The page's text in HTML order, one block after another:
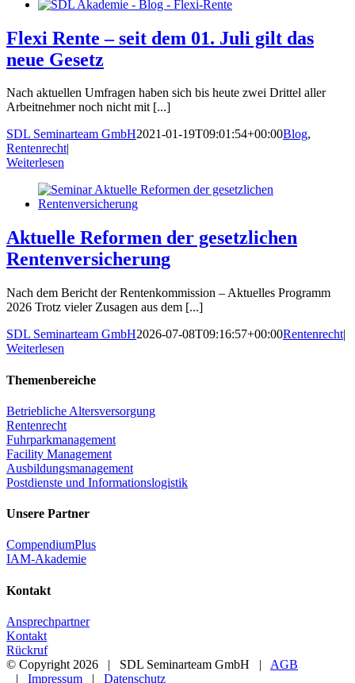
Flexi Rente – seit dem 01. Juli gilt das
neue Gesetz
Nach aktuellen Umfragen haben sich bis heute zwei Drittel aller
Arbeitnehmer noch nicht mit [...]
SDL Seminarteam GmbH2021-01-19T09:01:54+00:00Blog,
Rentenrecht|
Weiterlesen
Aktuelle Reformen der gesetzlichen
Rentenversicherung
Nach dem Bericht der Rentenkommission – Aktuelles Programm
2026 Trotz vieler Zusagen aus dem [...]
SDL Seminarteam GmbH2026-07-08T09:16:57+00:00Rentenrecht|
Weiterlesen
Themenbereiche
Betriebliche Altersversorgung
Rentenrecht
Fuhrparkmanagement
Facility Management
Ausbildungsmanagement
Postdienste und Informationslogistik
Unsere Partner
CompendiumPlus
IAM-Akademie
Kontakt
Ansprechpartner
Kontakt
Rückruf
© Copyright 2026 | SDL Seminarteam GmbH | AGB
| Impressum | Datenschutz